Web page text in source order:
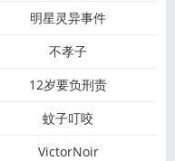
明星灵异事件
不孝子
12岁要负刑责
蚊子叮咬
VictorNoir